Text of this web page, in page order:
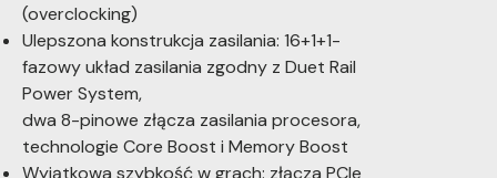
(overclocking)
Ulepszona konstrukcja zasilania: 16+1+1-
fazowy układ zasilania zgodny z Duet Rail
Power System,
dwa 8-pinowe złącza zasilania procesora,
technologie Core Boost i Memory Boost
Wyjątkowa szybkość w grach: złącza PCIe